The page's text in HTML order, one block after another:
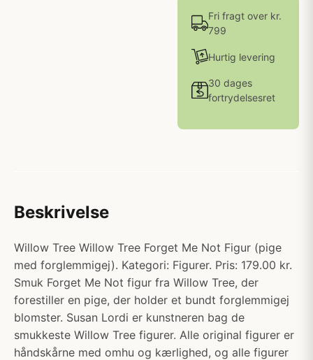
Fri fragt over kr.
799
Hurtig levering
30 dages
fortrydelsesret
Beskrivelse
Willow Tree Willow Tree Forget Me Not Figur (pige
med forglemmigej). Kategori: Figurer. Pris: 179.00 kr.
Smuk Forget Me Not figur fra Willow Tree, der
forestiller en pige, der holder et bundt forglemmigej
blomster. Susan Lordi er kunstneren bag de
smukkeste Willow Tree figurer. Alle original figurer er
håndskårne med omhu og kærlighed, og alle figurer